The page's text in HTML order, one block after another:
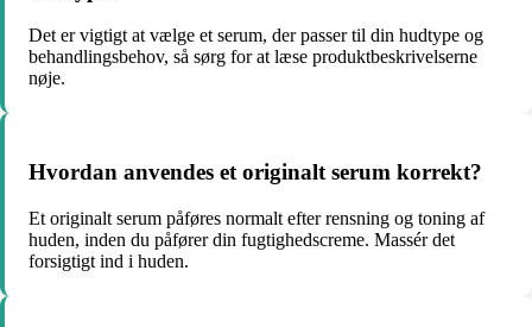
Det er vigtigt at vælge et serum, der passer til din hudtype og
behandlingsbehov, så sørg for at læse produktbeskrivelserne
nøje.
Hvordan anvendes et originalt serum korrekt?
Et originalt serum påføres normalt efter rensning og toning af
huden, inden du påfører din fugtighedscreme. Massér det
forsigtigt ind i huden.